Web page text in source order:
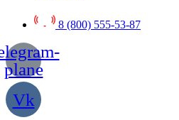
8 (800) 555-53-87
plane
Vk